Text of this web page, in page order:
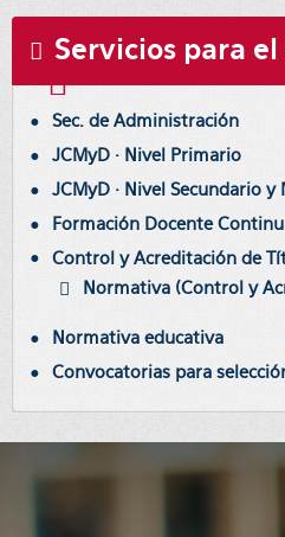
Servicios para
Sec. de Administración
JCMyD · Nivel Primario
JCMyD · Nivel Secundario y
Formación Docente
Control y Acreditación de
Normativa (Control y
Normativa educativa
Convocatorias para